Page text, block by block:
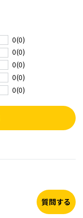
0(0)
0(0)
0(0)
0(0)
0(0)
質問する